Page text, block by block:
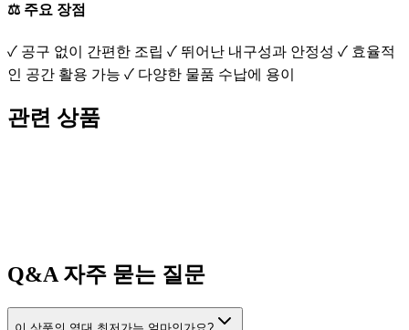
⚖️ 주요 장점
✓ 공구 없이 간편한 조립 ✓ 뛰어난 내구성과 안정성 ✓ 효율적
인 공간 활용 가능 ✓ 다양한 물품 수납에 용이
관련 상품
Q&A 자주 묻는 질문